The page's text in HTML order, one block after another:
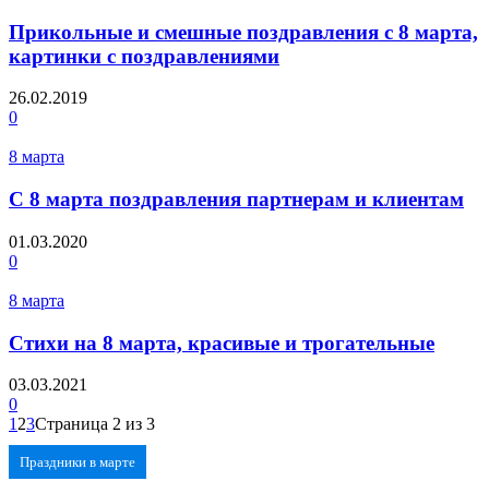
Прикольные и смешные поздравления с 8 марта,
картинки с поздравлениями
26.02.2019
0
8 марта
С 8 марта поздравления партнерам и клиентам
01.03.2020
0
8 марта
Стихи на 8 марта, красивые и трогательные
03.03.2021
0
1 23Страница 2 из 3
Праздники в марте